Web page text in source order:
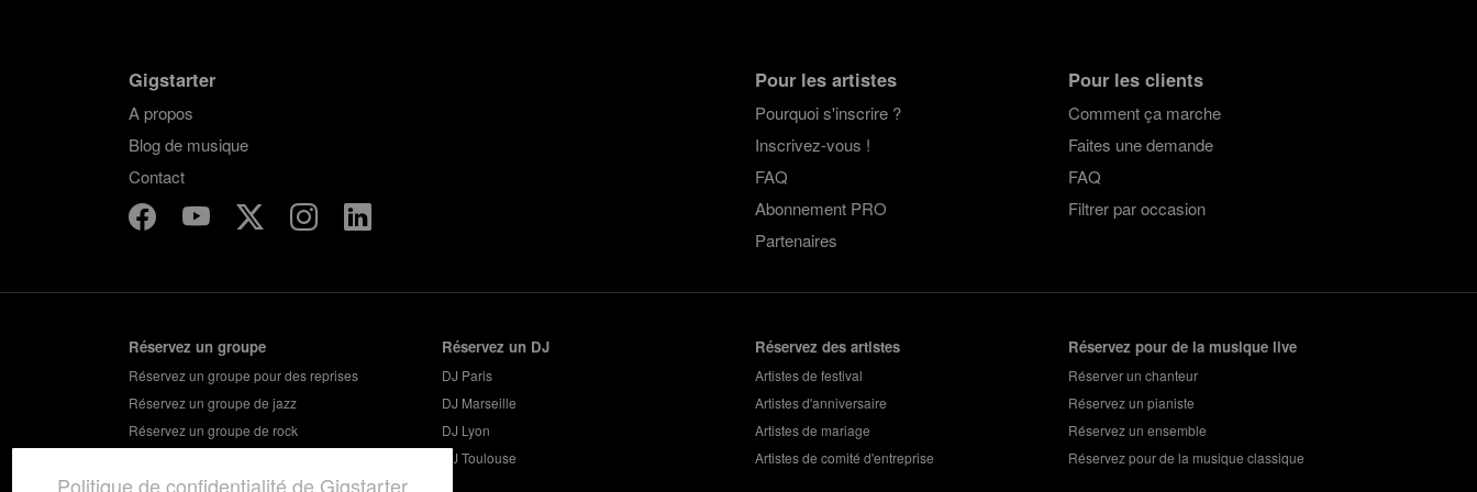
Pour les artistes
Pourquoi s'inscrire ?
Inscrivez-vous !
FAQ
Abonnement PRO
Partenaires
Pour les clients
Comment ça marche
Faites une demande
FAQ
Filtrer par occasion
Gigstarter
A propos
Blog de musique
Contact
Réservez un groupe
Réservez un groupe pour des reprises
Réservez un groupe de jazz
Réservez un groupe de rock
Réservez un DJ
DJ Paris
DJ Marseille
DJ Lyon
DJ Toulouse
Réservez des artistes
Artistes de festival
Artistes d'anniversaire
Artistes de mariage
Artistes de comité d'entreprise
Réservez pour de la musique live
Réserver un chanteur
Réservez un pianiste
Réservez un ensemble
Réservez pour de la musique classique
Politique de confidentialité de Gigstarter